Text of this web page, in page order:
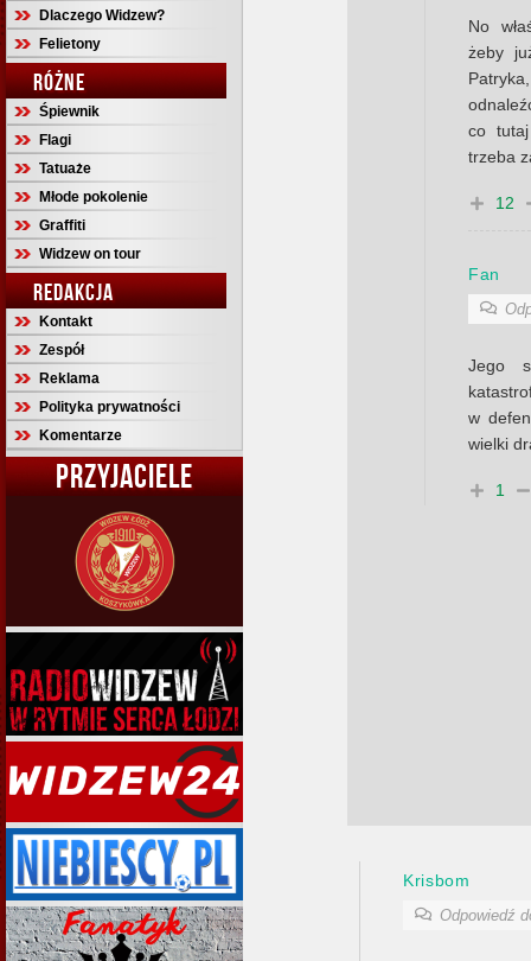
Dlaczego Widzew?
Felietony
RÓŻNE
Śpiewnik
Flagi
Tatuaże
Młode pokolenie
Graffiti
Widzew on tour
REDAKCJA
Kontakt
Zespół
Reklama
Polityka prywatności
Komentarze
PRZYJACIELE
No
żeby
co
trzeba
12
Fan
Jego
w
wielki
1
Krisbom
Odpowiedź